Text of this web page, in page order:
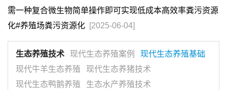
需一种复合微生物简单操作即可实现低成本高效率粪污资源
化#养殖场粪污资源化 [2025-06-04]
生态养殖技术 现代生态养殖案例
现代生态养殖基础
现代牛羊生态养殖
现代生态养猪技术
现代生态鸭鹅养殖
生态水产养殖技术